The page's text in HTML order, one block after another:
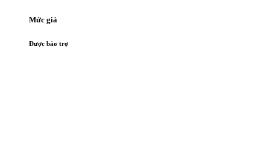
Mức giá
Được bảo trợ